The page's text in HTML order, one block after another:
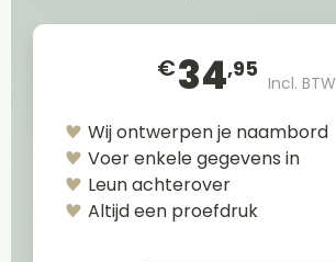
€34,95
Incl. BTW
Wij ontwerpen je naambord
Voer enkele gegevens in
Leun achterover
Altijd een proefdruk